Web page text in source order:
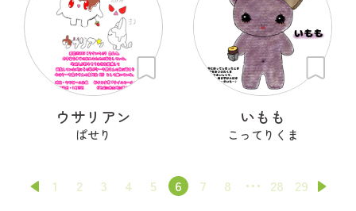
ウサリアン
ぱせり
いもも
こってりくま
1 2 3 4 5 6 7 8 28 29